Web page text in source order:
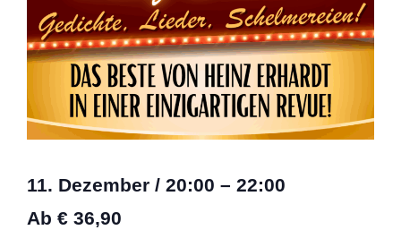
11. Dezember / 20:00 – 22:00
Ab € 36,90